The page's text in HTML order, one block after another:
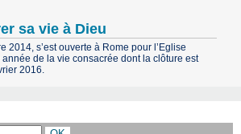
sa vie à Dieu
2014, s’est ouverte à Rome pour l’Eglise
de la vie consacrée dont la clôture est
2016.